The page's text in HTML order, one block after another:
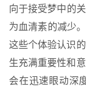
向于接受梦中的
为血清素的减少
这些个体验认识
生充满重要性和
会在迅速眼动深